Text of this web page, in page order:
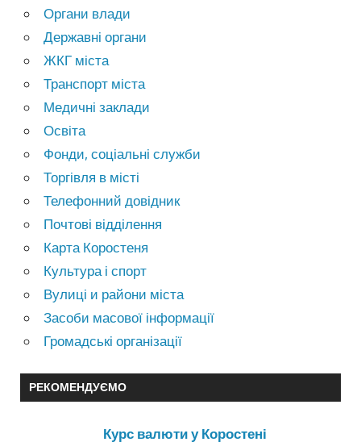
Органи влади
Державні органи
ЖКГ міста
Транспорт міста
Медичні заклади
Освіта
Фонди, соціальні служби
Торгівля в місті
Телефонний довідник
Почтові відділення
Карта Коростеня
Культура і спорт
Вулиці и райони міста
Засоби масової інформації
Громадські організації
РЕКОМЕНДУЄМО
Курс валюти у Коростені